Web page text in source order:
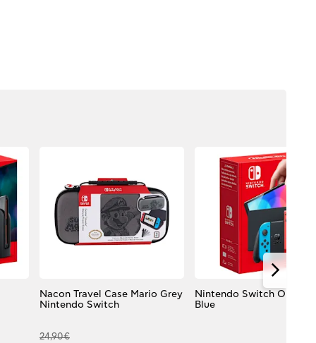
Nacon Travel Case Mario Grey
Nintendo Switch
24,90€
Nintendo Switch OLED
Blue